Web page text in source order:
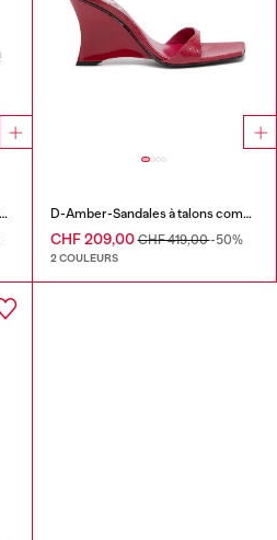
D-Diam’s-Mule en denim avec Oval D flottant D-Amber-Sandales à talons compensés en cuir effet lézard
CHF 209,00CHF 419,00-50%
2 COULEURS